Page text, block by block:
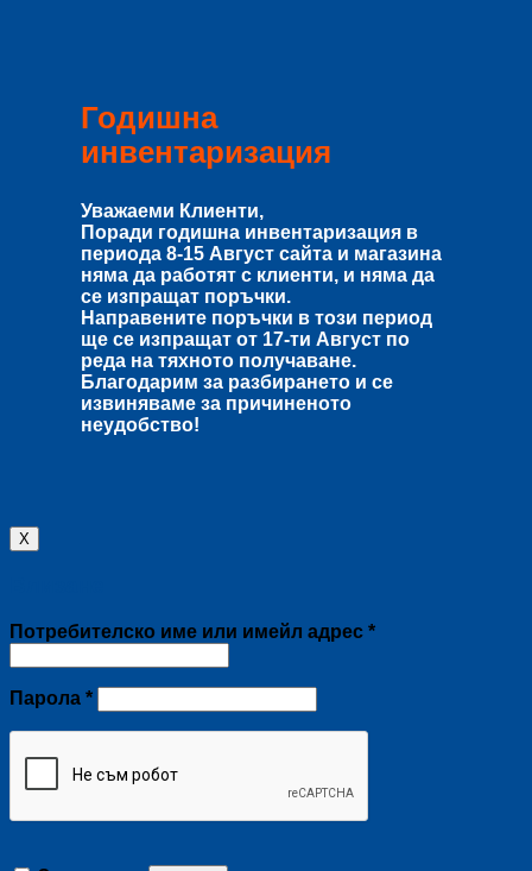
Годишна
инвентаризация
Уважаеми Клиенти,
Поради годишна инвентаризация в
периода 8-15 Август сайта и магазина
няма да работят с клиенти, и няма да
се изпращат поръчки.
Направените поръчки в този период
ще се изпращат от 17-ти Август по
реда на тяхното получаване.
Благодарим за разбирането и се
извиняваме за причиненото
неудобство!
X
Потребителско име или имейл адрес *Задължително
Парола *Задължително